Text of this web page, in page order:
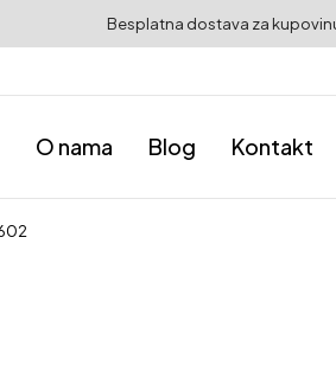
Besplatna dostava za
O nama Blog Kontakt